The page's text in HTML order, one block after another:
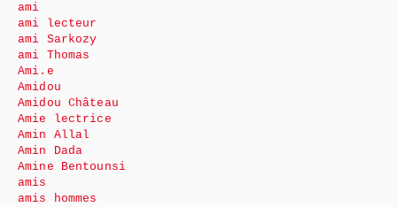
ami
ami lecteur
ami Sarkozy
ami Thomas
Ami.e
Amidou
Amidou Château
Amie lectrice
Amin Allal
Amin Dada
Amine Bentounsi
amis
amis hommes